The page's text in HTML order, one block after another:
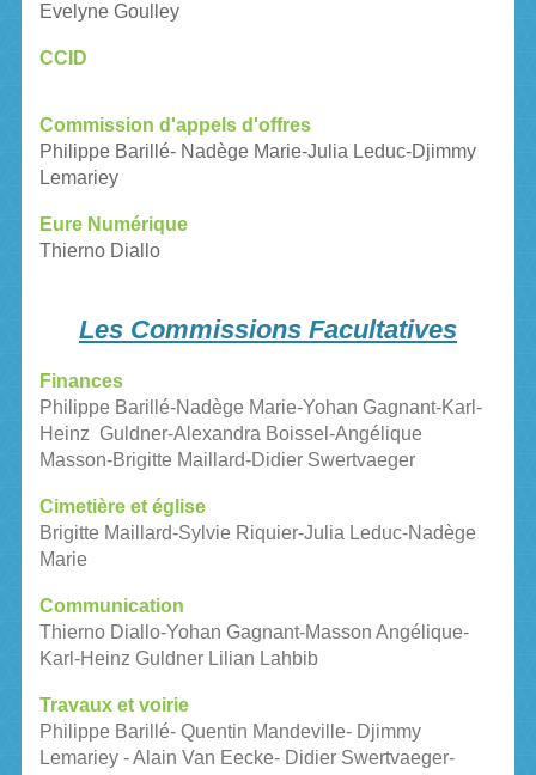
Evelyne Goulley
CCID
Commission d'appels d'offres
Philippe Barillé- Nadège Marie-Julia Leduc-Djimmy
Lemariey
Eure Numérique
Thierno Diallo
Les Commissions Facultatives
Finances
Philippe Barillé-Nadège Marie-Yohan Gagnant-Karl-
Heinz Guldner-Alexandra Boissel-Angélique
Masson-Brigitte Maillard-Didier Swertvaeger
Cimetière et église
Brigitte Maillard-Sylvie Riquier-Julia Leduc-Nadège
Marie
Communication
Thierno Diallo-Yohan Gagnant-Masson Angélique-
Karl-Heinz Guldner Lilian Lahbib
Travaux et voirie
Philippe Barillé- Quentin Mandeville- Djimmy
Lemariey - Alain Van Eecke- Didier Swertvaeger-